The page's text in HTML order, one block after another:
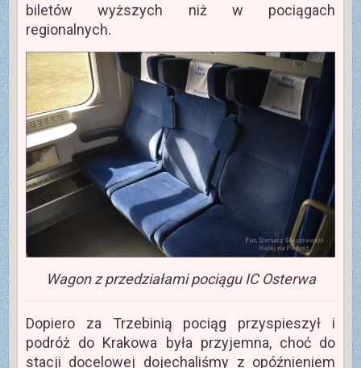
biletów wyższych niż w pociągach
regionalnych.
Wagon z przedziałami pociągu IC Osterwa
Dopiero za Trzebinią pociąg przyspieszył i
podróż do Krakowa była przyjemna, choć do
stacji docelowej dojechaliśmy z opóźnieniem